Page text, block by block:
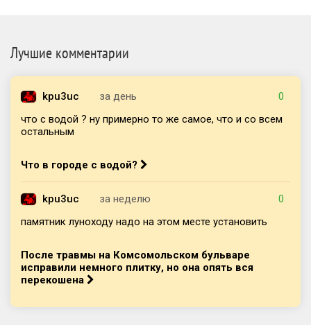
Лучшие комментарии
kpu3uc за день
0
что с водой ? ну примерно то же самое, что и со всем
остальным
Что в городе с водой?
kpu3uc за неделю
0
памятник луноходу надо на этом месте установить
После травмы на Комсомольском бульваре
исправили немного плитку, но она опять вся
перекошена